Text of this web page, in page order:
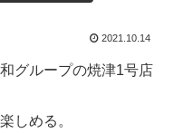
2021.10.14
グループの焼津1号店
しめる。